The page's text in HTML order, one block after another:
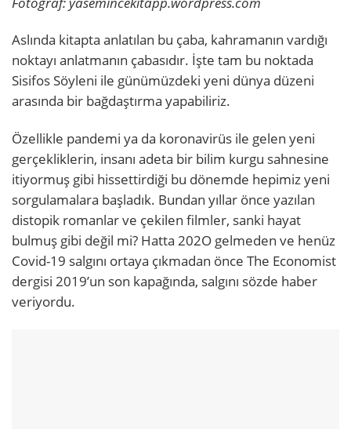
Aslında kitapta anlatılan bu çaba, kahramanın vardığı
noktayı anlatmanın çabasıdır. İşte tam bu noktada
Sisifos Söyleni ile günümüzdeki yeni dünya düzeni
arasında bir bağdaştırma yapabiliriz.
Özellikle pandemi ya da koronavirüs ile gelen yeni
gerçekliklerin, insanı adeta bir bilim kurgu sahnesine
itiyormuş gibi hissettirdiği bu dönemde hepimiz yeni
sorgulamalara başladık. Bundan yıllar önce yazılan
distopik romanlar ve çekilen filmler, sanki hayat
bulmuş gibi değil mi? Hatta 202O gelmeden ve henüz
Covid-19 salgını ortaya çıkmadan önce The Economist
dergisi 2019’un son kapağında, salgını sözde haber
veriyordu.